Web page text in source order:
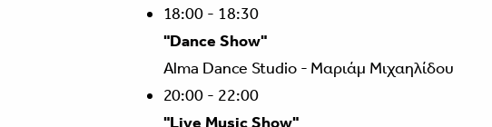
18:00 - 18:30
"Dance Show"
Alma Dance Studio - Μαριάμ Μιχαηλίδου
20:00 - 22:00
"Live Music Show"